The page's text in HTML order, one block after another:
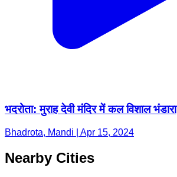
भदरोता: मुराह देवी मंदिर में कल विशाल भंडारा
Bhadrota, Mandi | Apr 15, 2024
Nearby Cities